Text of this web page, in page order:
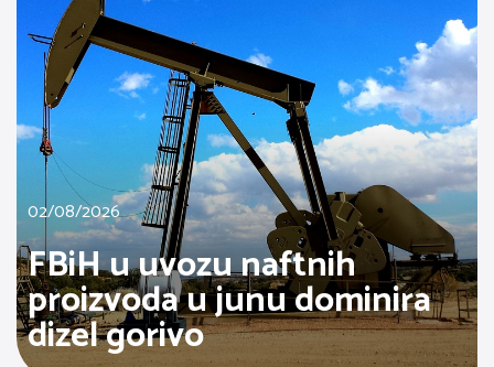
02/08/2026
FBiH u uvozu naftnih
proizvoda u junu dominira
dizel gorivo